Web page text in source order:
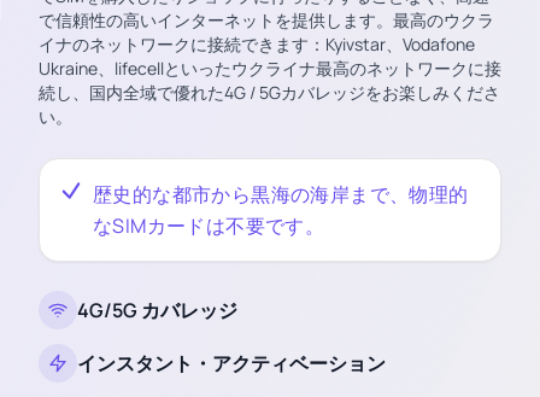
で信頼性の高いインターネットを提供します。最高のウクラ
イナのネットワークに接続できます：Kyivstar、Vodafone
Ukraine、lifecellといったウクライナ最高のネットワークに接
続し、国内全域で優れた4G / 5Gカバレッジをお楽しみくださ
い。
歴史的な都市から黒海の海岸まで、物理的
なSIMカードは不要です。
4G/5G カバレッジ
インスタント・アクティベーション